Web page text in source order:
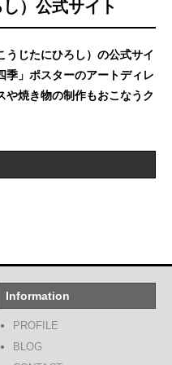
）公式サイト
うじたにひろし）の公式サイ
季」ポスターのアートディレ
や焼き物の制作もおこなうク
Information
PROFILE
BLOG